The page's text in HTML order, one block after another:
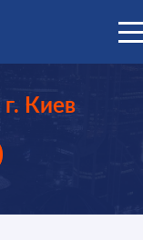
г. Киев